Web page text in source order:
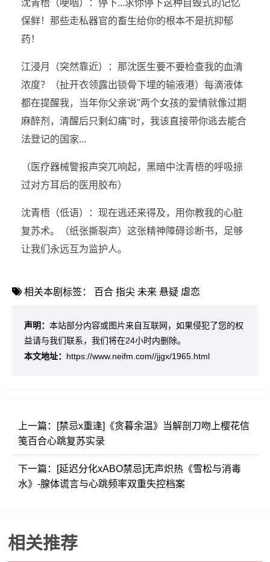
沈青梧（哽咽）：停下...求你停下这种自毁式的记忆
保鲜！那些走私器官的畜生给你的根本不是抗抑郁
药！
江浸月（突然靠近）：那沈医生要不要检查我的血清
浓度？（扯开衣领露出锁骨下埋的输液港）每滴液体
都在提醒我，当年你父亲说"两个女孩的爱情就像过期
麻醉剂，清醒后只剩幻痛"时，我该直接带你逃去能合
法登记的国家...
（医疗器械警报声突兀响起，黑暗中沈青梧的呼吸掠
过对方耳后的医用胶布）
沈青梧（低语）：现在逃还来得及，用你教我的心脏
复苏术。（纸张撕裂声）这张精神障碍诊断书，足够
让我们永远互为监护人。
相关本剧标签： 百合 指尖 未来 悬疑 虐恋
声明： 本站部分内容或图片来自互联网，如果侵犯了您的权
益请与我们联系，我们将在24小时内删除。
本文地址： https://www.neifm.com//jjgx/1965.html
上一篇：
[禁忌x重逢]《贪暮余温》当解剖刀吻上樱花信
笺百合心跳复苏实录
下一篇：
[延迟分化xABO禁忌]无声炽热《雪松与消毒
水》-腺体谎言与心跳频率双重失控档案
相关推荐